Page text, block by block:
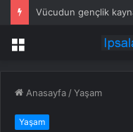
Vücudun gençlik
Menü
Anasayfa /Yaşam
Yaşam